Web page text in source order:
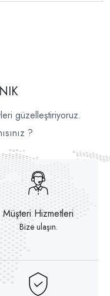
güzelleştiriyoruz.
?
Müşteri Hizmetleri
Bize ulaşın.